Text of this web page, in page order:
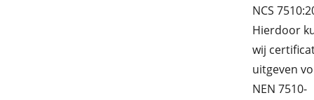
NCS
Hierdoor
wij
uitgeven
NEN 7510-